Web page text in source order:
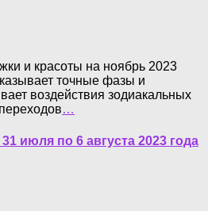
и красоты на ноябрь 2023
точные фазы и
воздействия зодиакальных
…
июля по 6 августа 2023 года